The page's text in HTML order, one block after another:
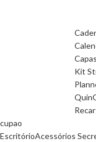
Kit
cupao
EscritórioAcessórios